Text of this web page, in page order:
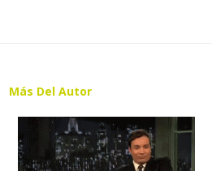
Más Del Autor